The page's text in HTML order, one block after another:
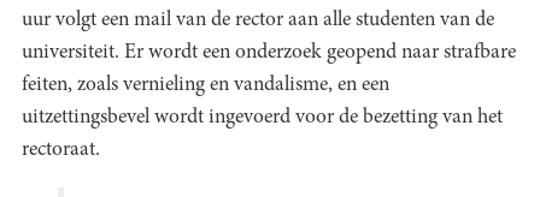
uur volgt een mail van de rector aan alle studenten van de
universiteit. Er wordt een onderzoek geopend naar strafbare
feiten, zoals vernieling en vandalisme, en een
uitzettingsbevel wordt ingevoerd voor de bezetting van het
rectoraat.